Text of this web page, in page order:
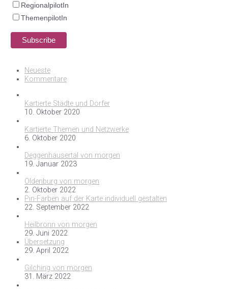
RegionalpilotIn
ThemenpilotIn
Neueste
Kommentare
Kartierte Städte und Dörfer
10. Oktober 2020
Kartierte Themen und Netzwerke
6. Oktober 2020
Deggenhausertal von morgen
19. Januar 2023
Oldenburg von morgen
2. Oktober 2022
Pin-Farben auf der Karte individuell gestalten
22. September 2022
Heilbronn von morgen
29. Juni 2022
Übersetzung
29. April 2022
Gilching von morgen
31. März 2022